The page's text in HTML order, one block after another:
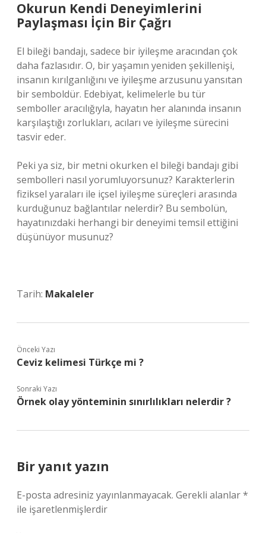
Okurun Kendi Deneyimlerini
Paylaşması İçin Bir Çağrı
El bileği bandajı, sadece bir iyileşme aracından çok
daha fazlasıdır. O, bir yaşamın yeniden şekillenişi,
insanın kırılganlığını ve iyileşme arzusunu yansıtan
bir semboldür. Edebiyat, kelimelerle bu tür
semboller aracılığıyla, hayatın her alanında insanın
karşılaştığı zorlukları, acıları ve iyileşme sürecini
tasvir eder.
Peki ya siz, bir metni okurken el bileği bandajı gibi
sembolleri nasıl yorumluyorsunuz? Karakterlerin
fiziksel yaraları ile içsel iyileşme süreçleri arasında
kurduğunuz bağlantılar nelerdir? Bu sembolün,
hayatınızdaki herhangi bir deneyimi temsil ettiğini
düşünüyor musunuz?
Tarih: Makaleler
Önceki Yazı
Ceviz kelimesi Türkçe mi ?
Sonraki Yazı
Örnek olay yönteminin sınırlılıkları nelerdir ?
Bir yanıt yazın
E-posta adresiniz yayınlanmayacak. Gerekli alanlar*
ile işaretlenmişlerdir